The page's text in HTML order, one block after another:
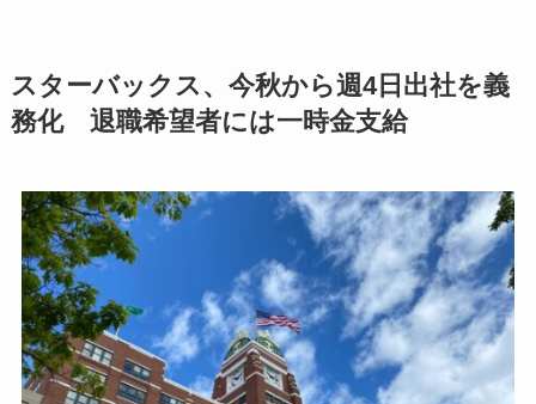
スターバックス、今秋から週4日出社を義
務化 退職希望者には一時金支給